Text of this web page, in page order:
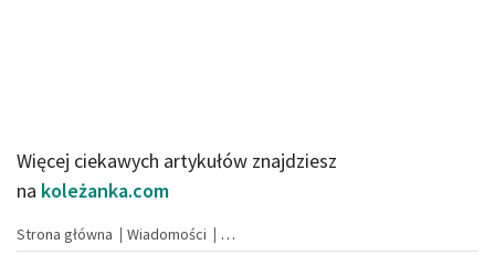
Więcej ciekawych artykułów znajdziesz
na koleżanka.com
Strona główna Wiadomości